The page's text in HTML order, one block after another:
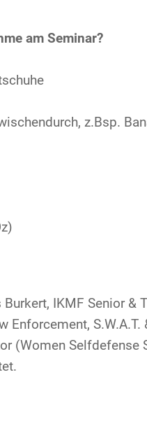
am Seminar?
z.Bsp.
IKMF Senior &
Enforcement,
(Women